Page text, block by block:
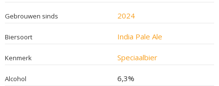
Gebrouwen sinds 2024
Biersoort India Pale Ale
Kenmerk Speciaalbier
Alcohol 6,3%